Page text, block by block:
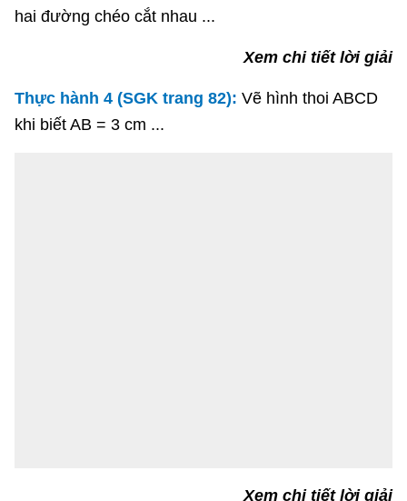
hai đường chéo cắt nhau ...
Xem chi tiết lời giải
Thực hành 4 (SGK trang 82): Vẽ hình thoi ABCD
khi biết AB = 3 cm ...
Xem chi tiết lời giải